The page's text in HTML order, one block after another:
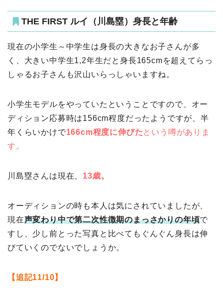
THE FIRST ルイ（川島塁）身長と年齢
現在の小学生～中学生は身長の大きなお子さんが多
く、大きい中学生1,2年生だと身長165cmを超えてらっ
しゃるお子さんも沢山いらっしゃいますね。
小学生モデルをやっていたということですので、オー
ディション応募時は156cm程度だったようですが、半
年くらいかけで166cm程度に伸びた という噂がありま
す。
川島塁さんは現在、 13歳。
オーディションの時も本人は気にされていましたが、
現在声変わり中で第二次性徴期のまっさかりの年頃で
すし、少し前とった写真と比べてもぐんぐん身長は伸
びていくのでないでしょうか。
【追記11/10】